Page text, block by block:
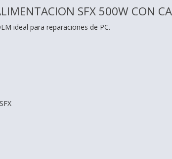
SFX 500W CON
ideal para reparaciones de PC.